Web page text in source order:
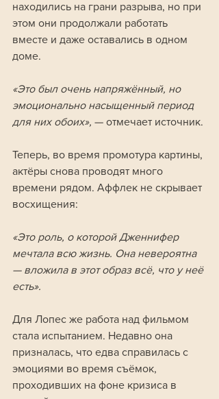
находились на грани разрыва, но при
этом они продолжали работать
вместе и даже оставались в одном
доме.
«Это был очень напряжённый, но
эмоционально насыщенный период
для них обоих», — отмечает источник.
Теперь, во время промотура картины,
актёры снова проводят много
времени рядом. Аффлек не скрывает
восхищения:
«Это роль, о которой Дженнифер
мечтала всю жизнь. Она невероятна
— вложила в этот образ всё, что у неё
есть».
Для Лопес же работа над фильмом
стала испытанием. Недавно она
призналась, что едва справилась с
эмоциями во время съёмок,
проходивших на фоне кризиса в